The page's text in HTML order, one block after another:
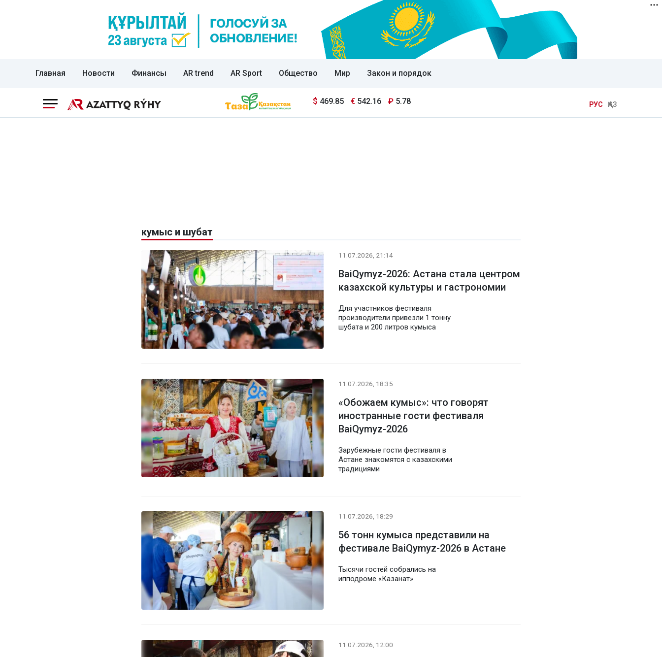
Главная Новости Финансы AR trend AR Sport Общество Мир Закон и порядок
$ 469.85 € 542.16 ₽ 5.78 РУС ҚАЗ
кумыс и шубат
11.07.2026, 21:14
BaiQymyz-2026: Астана стала центром
казахской культуры и гастрономии
Для участников фестиваля
производители привезли 1 тонну
шубата и 200 литров кумыса
11.07.2026, 18:35
«Обожаем кумыс»: что говорят
иностранные гости фестиваля
BaiQymyz-2026
Зарубежные гости фестиваля в
Астане знакомятся с казахскими
традициями
11.07.2026, 18:29
56 тонн кумыса представили на
фестивале BaiQymyz-2026 в Астане
Тысячи гостей собрались на
ипподроме «Казанат»
11.07.2026, 12:00